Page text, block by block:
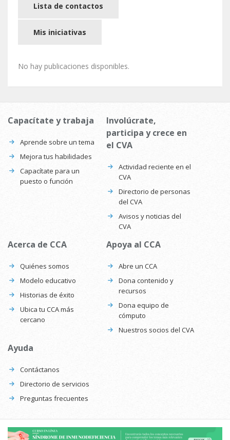
Lista de contactos
Mis iniciativas
No hay publicaciones disponibles.
Capacítate y trabaja
Aprende sobre un tema
Mejora tus habilidades
Capacítate para un
puesto o función
Involúcrate,
participa y crece en
el CVA
Actividad reciente en el
CVA
Directorio de personas
del CVA
Avisos y noticias del
CVA
Acerca de CCA
Quiénes somos
Modelo educativo
Historias de éxito
Ubica tu CCA más
cercano
Apoya al CCA
Abre un CCA
Dona contenido y
recursos
Dona equipo de
cómputo
Nuestros socios del CVA
Ayuda
Contáctanos
Directorio de servicios
Preguntas frecuentes